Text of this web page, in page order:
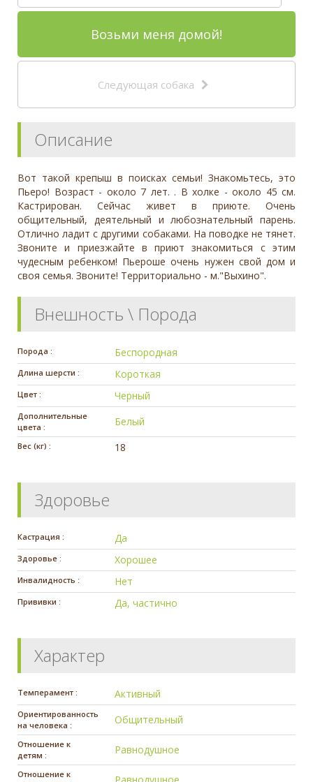
Возьми меня домой!
Следующая собака
Описание
Вот такой крепыш в поисках семьи! Знакомьтесь, это
Пьеро! Возраст - около 7 лет. . В холке - около 45 см.
Кастрирован. Сейчас живет в приюте. Очень
общительный, деятельный и любознательный парень.
Отлично ладит с другими собаками. На поводке не тянет.
Звоните и приезжайте в приют знакомиться с этим
чудесным ребенком! Пьероше очень нужен свой дом и
своя семья. Звоните! Территориально - м."Выхино".
Внешность \ Порода
Порода : Беспородная
Длина шерсти : Короткая
Цвет : Черный
Дополнительные
цвета :
Белый
Вес (кг) : 18
Здоровье
Кастрация : Да
Здоровье : Хорошее
Инвалидность : Нет
Прививки : Да, частично
Характер
Темперамент : Активный
Ориентированность
на человека :
Общительный
Отношение к
детям :
Равнодушное
Отношение к
Равнодушное